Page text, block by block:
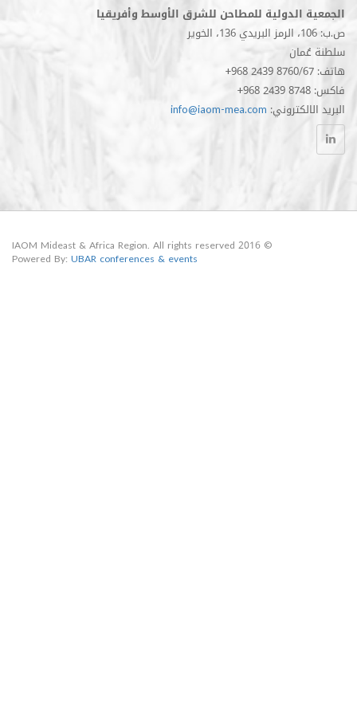
الدولية للمطاحن للشرق الأوسط وأفريقيا
info@iaom-mea.com
Powered By:UBAR conferences & events